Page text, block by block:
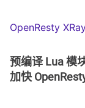
OpenResty
预编译 Lua 模
加快